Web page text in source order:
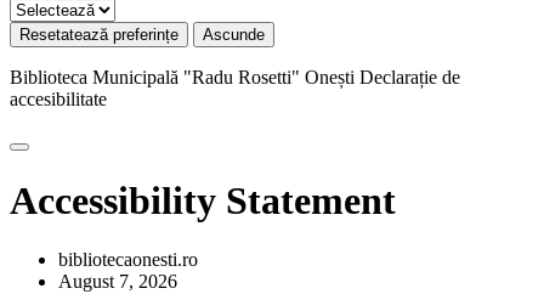
Resetatează preferințe Ascunde
Biblioteca Municipală "Radu Rosetti" Onești Declarație de
accesibilitate
Accessibility Statement
bibliotecaonesti.ro
August 7, 2026